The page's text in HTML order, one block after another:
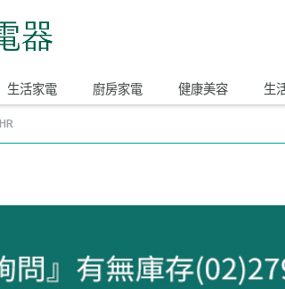
生活家電 廚房家電 健康美容 生